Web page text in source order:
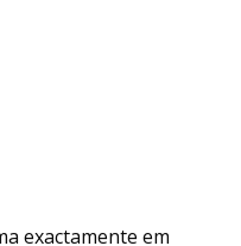
exactamente em